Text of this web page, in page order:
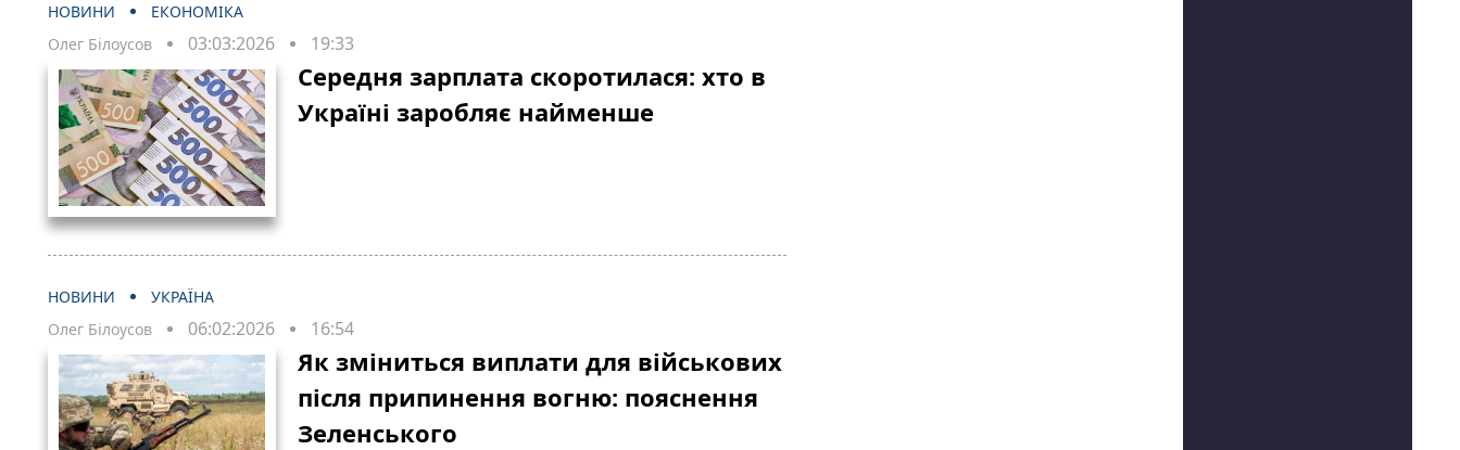
НОВИНИ
ЕКОНОМІКА
Олег Білоусов
03:03:2026 19:33
Середня зарплата скоротилася: хто в
Україні заробляє найменше
НОВИНИ
УКРАЇНА
Олег Білоусов
06:02:2026 16:54
Як зміниться виплати для військових
після припинення вогню: пояснення
Зеленського